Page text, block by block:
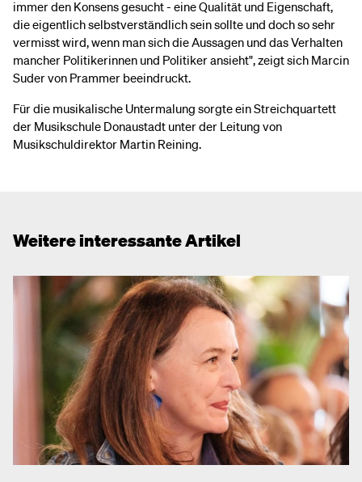
immer den Konsens gesucht - eine Qualität und Eigenschaft,
die eigentlich selbstverständlich sein sollte und doch so sehr
vermisst wird, wenn man sich die Aussagen und das Verhalten
mancher Politikerinnen und Politiker ansieht", zeigt sich Marcin
Suder von Prammer beeindruckt.
Für die musikalische Untermalung sorgte ein Streichquartett
der Musikschule Donaustadt unter der Leitung von
Musikschuldirektor Martin Reining.
Weitere interessante Artikel